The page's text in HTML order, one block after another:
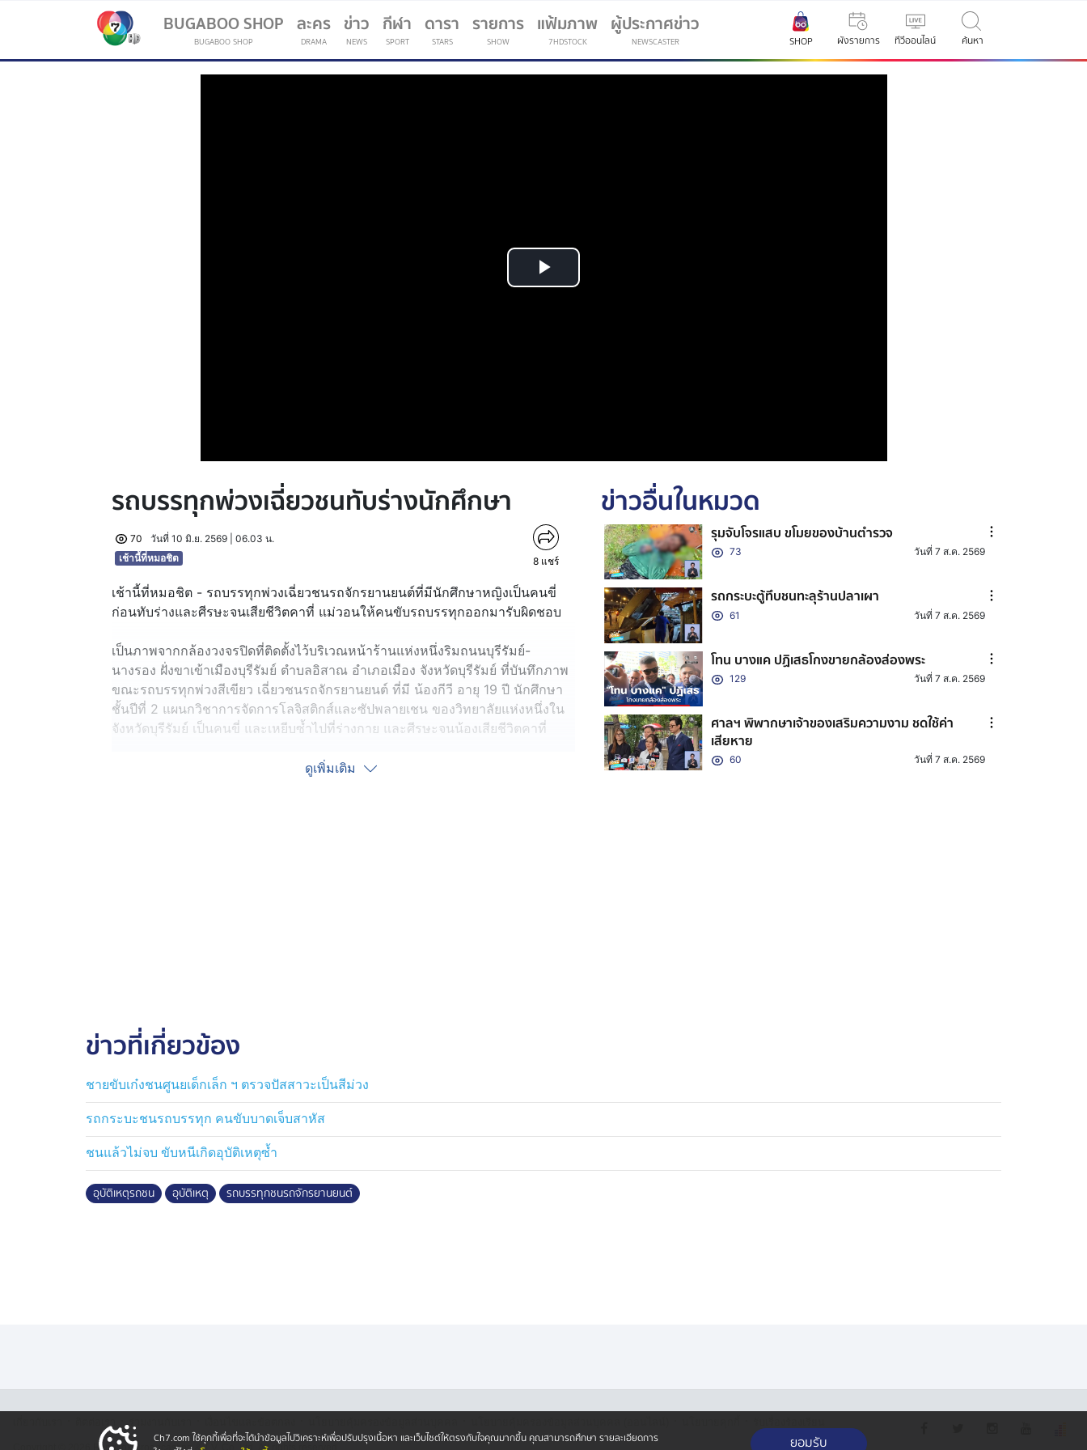
BUGABOO SHOP
BUGABOO SHOP
ละคร
DRAMA
ข่าว
NEWS
กีฬา
SPORT
(current)
ดารา
STARS
รายการ
SHOW
แฟ้มภาพ
7HDSTOCK
ผู้ประกาศข่าว
NEWSCASTER SHOP ผังรายการ ทีวีออนไลน์ ค้นหา
Play
รถบรรทุกพ่วงเฉี่ยวชนทับร่างนักศึกษา
70
วันที่ 10 มิ.ย. 2569 | 06.03 น.
เช้านี้ที่หมอชิต
8 แชร์
เช้านี้ที่หมอชิต - รถบรรทุกพ่วงเฉี่ยวชนรถจักรยานยนต์ที่มีนักศึกษาหญิงเป็นคนขี่
ก่อนทับร่างและศีรษะจนเสียชีวิตคาที่ แม่วอนให้คนขับรถบรรทุกออกมารับผิดชอบ
เป็นภาพจากกล้องวงจรปิดที่ติดตั้งไว้บริเวณหน้าร้านแห่งหนึ่งริมถนนบุรีรัมย์-
นางรอง ฝั่งขาเข้าเมืองบุรีรัมย์ ตำบลอิสาณ อำเภอเมือง จังหวัดบุรีรัมย์ ที่บันทึกภาพ
ขณะรถบรรทุกพ่วงสีเขียว เฉี่ยวชนรถจักรยานยนต์ ที่มี น้องกีวี อายุ 19 ปี นักศึกษา
ชั้นปีที่ 2 แผนกวิชาการจัดการโลจิสติกส์และซัปพลายเชน ของวิทยาลัยแห่งหนึ่งใน
จังหวัดบุรีรัมย์ เป็นคนขี่ และเหยีบซ้ำไปที่ร่างกาย และศีรษะจนน้องเสียชีวิตคาที่
ทีมข่าวลงพื้นที่ บ้านของน้องกีวี ในพื้นที่หมู่ที่ 1 ตำบลเมืองฝาก อำเภอเมืองบุรีรัมย์
ตามเส้นทางต่าง ๆ เพื่อเรียกตัวคนขับรถบรรทุกพ่วงมาสอบปากคำต่อไป
ดูเพิ่มเติม
ข่าวอื่นในหมวด
รุมจับโจรแสบ ขโมยของบ้านตำรวจ
73 วันที่ 7 ส.ค. 2569
รถกระบะตู้ทึบชนทะลุร้านปลาเผา
61 วันที่ 7 ส.ค. 2569
โทน บางแค ปฏิเสธโกงขายกล้องส่องพระ
129 วันที่ 7 ส.ค. 2569
ศาลฯ พิพากษาเจ้าของเสริมความงาม ชดใช้ค่า
เสียหาย
60 วันที่ 7 ส.ค. 2569
ข่าวที่เกี่ยวข้อง
ชายขับเก๋งชนศูนยเด็กเล็ก ฯ ตรวจปัสสาวะเป็นสีม่วง
รถกระบะชนรถบรรทุก คนขับบาดเจ็บสาหัส
ชนแล้วไม่จบ ขับหนีเกิดอุบัติเหตุซ้ำ
อุบัติเหตุรถชน อุบัติเหตุ รถบรรทุกชนรถจักรยานยนต์
Copyright © 2026 Bangkok Broadcasting & T.V. Co.,Ltd. All rights reserved
Ch7.com ใช้คุกกี้เพื่อที่จะได้นำข้อมูลไปวิเคราะห์เพื่อปรับปรุงเนื้อหา และเว็บไซต์ให้ตรงกับใจคุณมากขึ้น คุณสามารถศึกษา รายละเอียดการ
ยอมรับ